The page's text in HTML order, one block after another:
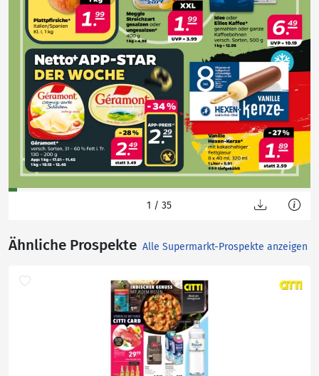
1 / 35
Ähnliche Prospekte Alle Supermarkt-Prospekte anzeigen